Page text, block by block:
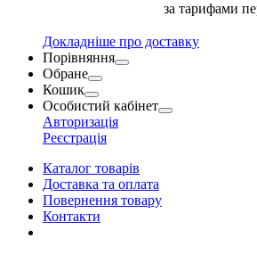
за тарифами
Докладніше про доставку
Порівняння
Обране
Кошик
Особистий кабінет
Авторизація
Реєстрація
Каталог товарів
Доставка та оплата
Повернення товару
Контакти